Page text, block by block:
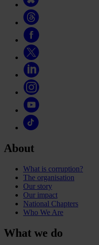
About
What is corruption?
The organisation
Our story
Our impact
National Chapters
Who We Are
What we do